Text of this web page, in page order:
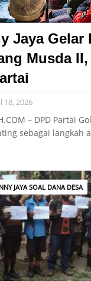
Jaya Gelar
Musda
18, 2026
– DPD Partai
sebagai langkah
JAYA SOAL DANA DESA